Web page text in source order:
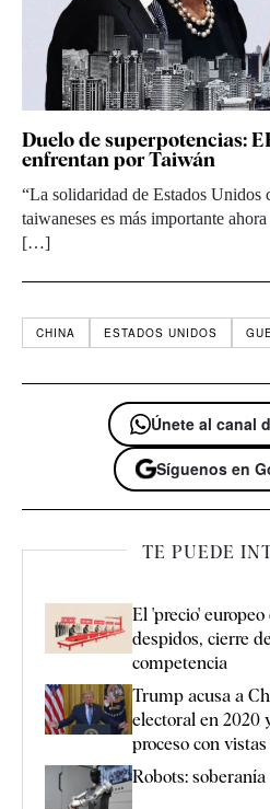
Duelo de superpotencias:
enfrentan por Taiwán
“La solidaridad de Estados Unidos
taiwaneses es más importante
[…]
CHINA ESTADOS UNIDOS
Únete al canal
Síguenos en
TE PUEDE
El 'precio'
despidos, cierre
competencia
Trump acusa a
electoral en 2020
proceso con
Robots: soberanía